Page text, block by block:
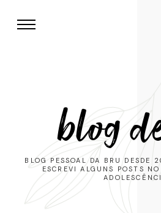
blog
BLOG PESSOAL DA BRU DESDE
ESCREVI ALGUNS POSTS